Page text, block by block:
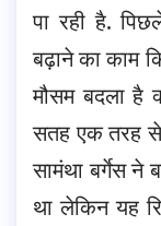
पा रही है.
बढ़ाने का काम
मौसम बदला है
सतह एक तरह से
सामंथा बर्गेस ने
था लेकिन यह